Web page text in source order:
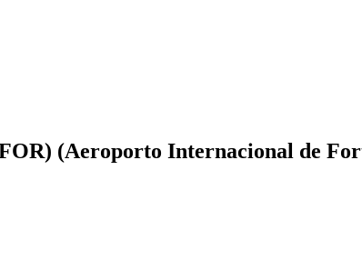
(Aeroporto Internacional de